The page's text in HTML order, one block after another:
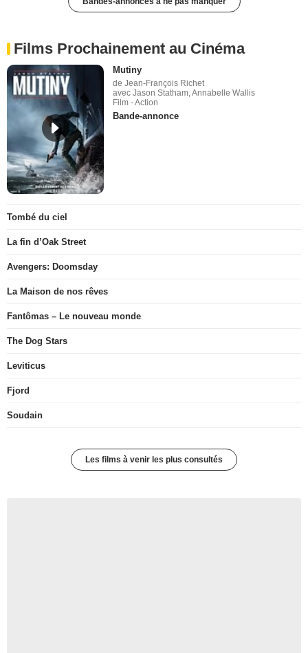
Films Prochainement au Cinéma
Mutiny
de Jean-François Richet
avec Jason Statham, Annabelle Wallis
Film - Action
Bande-annonce
Tombé du ciel
La fin d’Oak Street
Avengers: Doomsday
La Maison de nos rêves
Fantômas – Le nouveau monde
The Dog Stars
Leviticus
Fjord
Soudain
Les films à venir les plus consultés